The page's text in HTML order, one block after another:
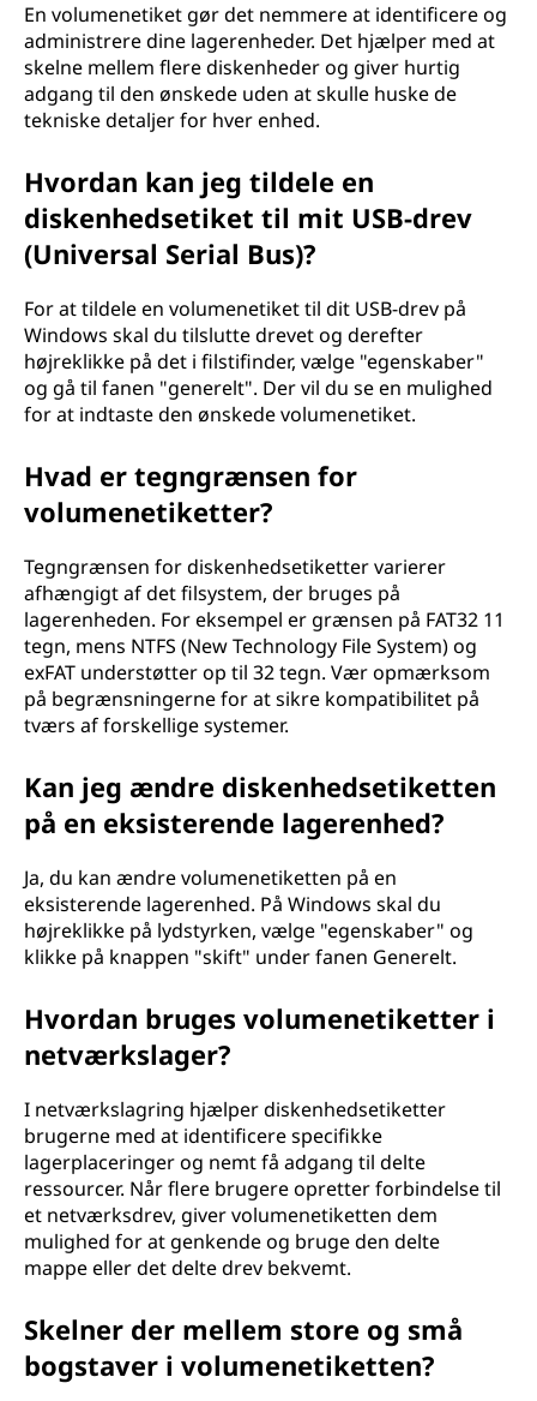
En volumenetiket gør det nemmere at identificere og
administrere dine lagerenheder. Det hjælper med at
skelne mellem flere diskenheder og giver hurtig
adgang til den ønskede uden at skulle huske de
tekniske detaljer for hver enhed.
Hvordan kan jeg tildele en
diskenhedsetiket til mit USB-drev
(Universal Serial Bus)?
For at tildele en volumenetiket til dit USB-drev på
Windows skal du tilslutte drevet og derefter
højreklikke på det i filstifinder, vælge "egenskaber"
og gå til fanen "generelt". Der vil du se en mulighed
for at indtaste den ønskede volumenetiket.
Hvad er tegngrænsen for
volumenetiketter?
Tegngrænsen for diskenhedsetiketter varierer
afhængigt af det filsystem, der bruges på
lagerenheden. For eksempel er grænsen på FAT32 11
tegn, mens NTFS (New Technology File System) og
exFAT understøtter op til 32 tegn. Vær opmærksom
på begrænsningerne for at sikre kompatibilitet på
tværs af forskellige systemer.
Kan jeg ændre diskenhedsetiketten
på en eksisterende lagerenhed?
Ja, du kan ændre volumenetiketten på en
eksisterende lagerenhed. På Windows skal du
højreklikke på lydstyrken, vælge "egenskaber" og
klikke på knappen "skift" under fanen Generelt.
Hvordan bruges volumenetiketter i
netværkslager?
I netværkslagring hjælper diskenhedsetiketter
brugerne med at identificere specifikke
lagerplaceringer og nemt få adgang til delte
ressourcer. Når flere brugere opretter forbindelse til
et netværksdrev, giver volumenetiketten dem
mulighed for at genkende og bruge den delte
mappe eller det delte drev bekvemt.
Skelner der mellem store og små
bogstaver i volumenetiketten?